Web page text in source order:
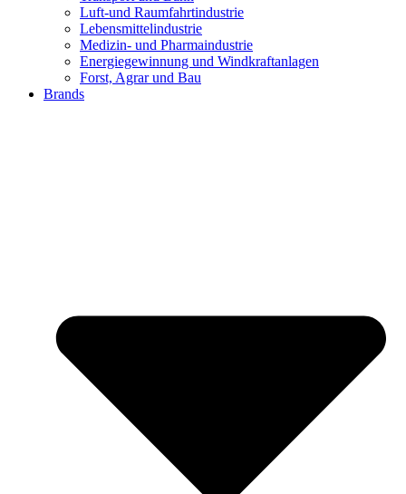
Luft-und Raumfahrtindustrie
Lebensmittelindustrie
Medizin- und Pharmaindustrie
Energiegewinnung und Windkraftanlagen
Forst, Agrar und Bau
Brands